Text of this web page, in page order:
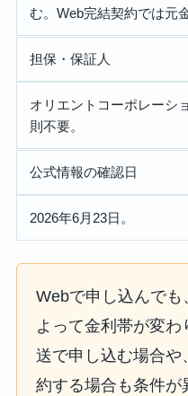
む。Web完結契約では元
担保・保証人
オリエントコーポレーシ
則不要。
公式情報の確認日
2026年6月23日。
Webで申し込んで
よって金利帯が変
送で申し込む場合や
約する場合も条件が